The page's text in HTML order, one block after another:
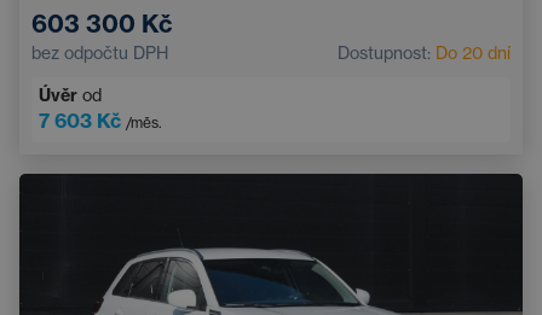
603 300 Kč
bez odpočtu DPH Dostupnost: Do 20 dní
Úvěr od
7 603 Kč /měs.